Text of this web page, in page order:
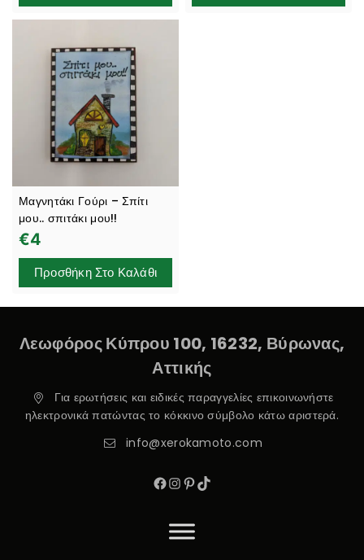
Μαγνητάκι Γούρι – Σπίτι
μου.. σπιτάκι μου!!
€4
Προσθήκη Στο Καλάθι
Λεωφόρος Κύπρου 100, 16232, Βύρωνας,
Αττικής
Για ερωτήσεις και ειδικές παραγγελίες επικοινωνήστε
ηλεκτρονικά πατώντας το κόκκινο σύμβολο κάτω αριστερά.
info@xerokamoto.com